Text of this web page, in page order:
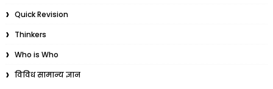
Quick Revision
Thinkers
Who is Who
विविध सामान्य ज्ञान